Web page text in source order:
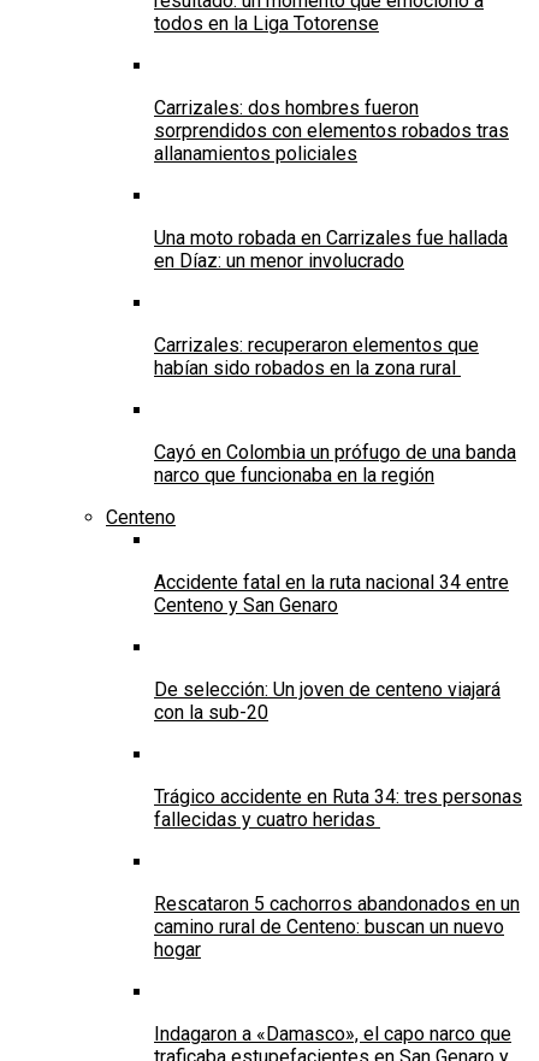
todos en la Liga Totorense
Carrizales: dos hombres fueron
sorprendidos con elementos robados tras
allanamientos policiales
Una moto robada en Carrizales fue hallada
en Díaz: un menor involucrado
Carrizales: recuperaron elementos que
habían sido robados en la zona rural
Cayó en Colombia un prófugo de una banda
narco que funcionaba en la región
Centeno
Accidente fatal en la ruta nacional 34 entre
Centeno y San Genaro
De selección: Un joven de centeno viajará
con la sub-20
Trágico accidente en Ruta 34: tres personas
fallecidas y cuatro heridas
Rescataron 5 cachorros abandonados en un
camino rural de Centeno: buscan un nuevo
hogar
Indagaron a «Damasco», el capo narco que